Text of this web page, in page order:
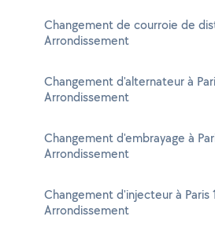
Changement de courroie de
Arrondissement
Changement d'alternateur à
Arrondissement
Changement d'embrayage à
Arrondissement
Changement d'injecteur à Paris
Arrondissement